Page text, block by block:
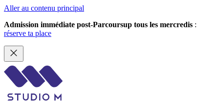
Aller au contenu principal
Admission immédiate post-Parcoursup tous les mercredis :
réserve ta place